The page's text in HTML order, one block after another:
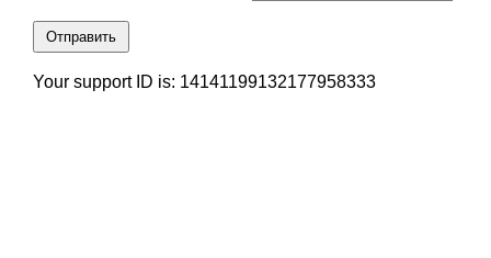
Отправить
Your support ID is: 14141199132177958333